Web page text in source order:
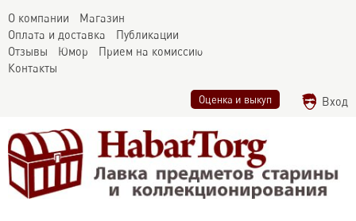
О компании
Магазин
Оплата и доставка
Публикации
Отзывы
Юмор
Прием на комиссию
Контакты
Оценка и выкуп Вход